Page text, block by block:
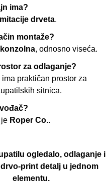
ima?
drveta.
montaže?
konzolna, odnosno viseća.
za odlaganje?
ima praktičan prostor za
sitnica.
Roper Co..
ogledalo, odlaganje i
print detalj u jednom
elementu.